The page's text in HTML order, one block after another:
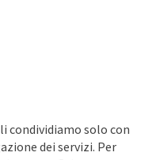
condividiamo solo con
dei servizi. Per